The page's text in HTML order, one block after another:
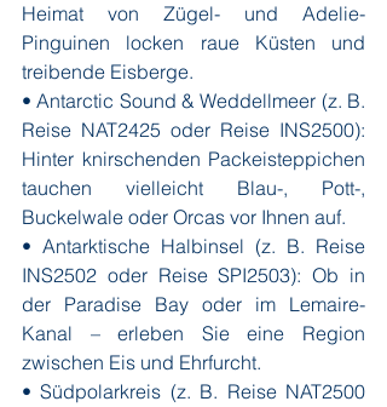
Heimat von Zügel- und Adelie-
Pinguinen locken raue Küsten und
treibende Eisberge.
• Antarctic Sound & Weddellmeer (z. B.
Reise NAT2425 oder Reise INS2500):
Hinter knirschenden Packeisteppichen
tauchen vielleicht Blau-, Pott-,
Buckelwale oder Orcas vor Ihnen auf.
• Antarktische Halbinsel (z. B. Reise
INS2502 oder Reise SPI2503): Ob in
der Paradise Bay oder im Lemaire-
Kanal – erleben Sie eine Region
zwischen Eis und Ehrfurcht.
• Südpolarkreis (z. B. Reise NAT2500